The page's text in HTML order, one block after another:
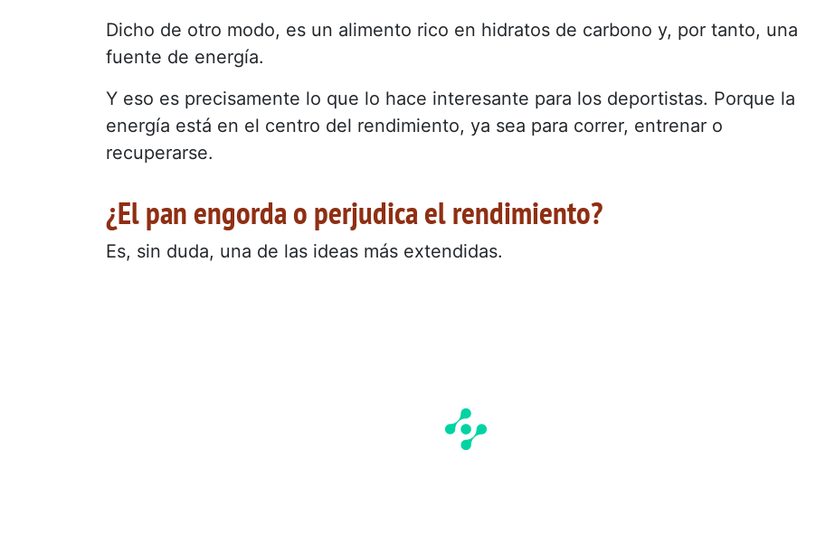
Dicho de otro modo, es un alimento rico en hidratos de carbono y, por tanto, una
fuente de energía.
Y eso es precisamente lo que lo hace interesante para los deportistas. Porque la
energía está en el centro del rendimiento, ya sea para correr, entrenar o
recuperarse.
¿El pan engorda o perjudica el rendimiento?
Es, sin duda, una de las ideas más extendidas.